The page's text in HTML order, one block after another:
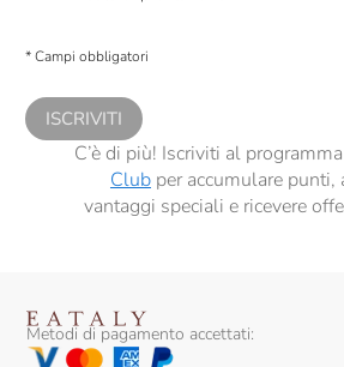
comunicazioni commerciali personalizzate, in
* Campi obbligatori
ISCRIVITI
C’è di più! Iscriviti al
Clubper accumulare punti,
vantaggi speciali e ricevere
Metodi di pagamento accettati: